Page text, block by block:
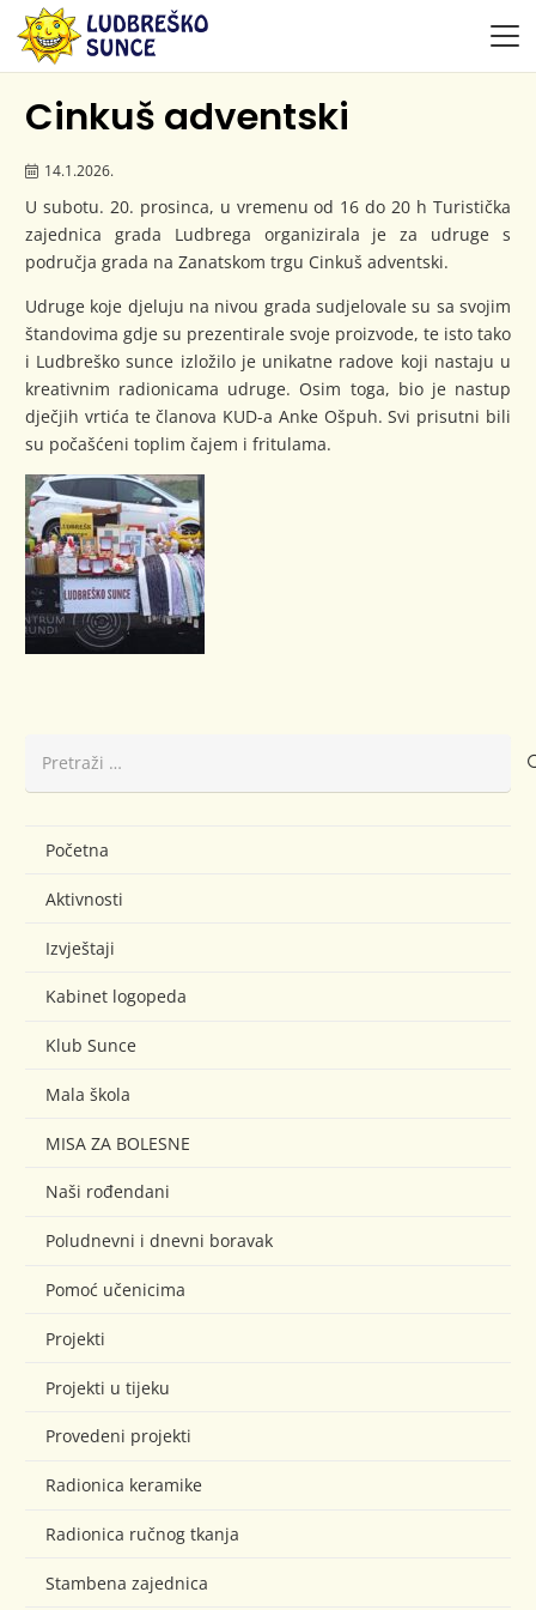
Cinkuš adventski
14.1.2026.
U subotu. 20. prosinca, u vremenu od 16 do 20 h Turistička
zajednica grada Ludbrega organizirala je za udruge s
područja grada na Zanatskom trgu Cinkuš adventski.
Udruge koje djeluju na nivou grada sudjelovale su sa svojim
štandovima gdje su prezentirale svoje proizvode, te isto tako
i Ludbreško sunce izložilo je unikatne radove koji nastaju u
kreativnim radionicama udruge. Osim toga, bio je nastup
dječjih vrtića te članova KUD-a Anke Ošpuh. Svi prisutni bili
su počašćeni toplim čajem i fritulama.
Početna
Aktivnosti
Izvještaji
Kabinet logopeda
Klub Sunce
Mala škola
MISA ZA BOLESNE
Naši rođendani
Poludnevni i dnevni boravak
Pomoć učenicima
Projekti
Projekti u tijeku
Provedeni projekti
Radionica keramike
Radionica ručnog tkanja
Stambena zajednica